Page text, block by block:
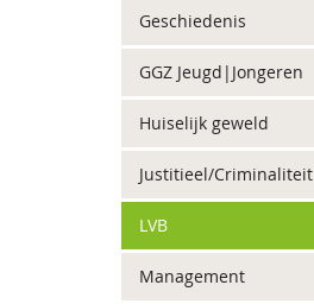
Geschiedenis
GGZ Jeugd|Jongeren
Huiselijk geweld
Justitieel/Criminaliteit
LVB
Management